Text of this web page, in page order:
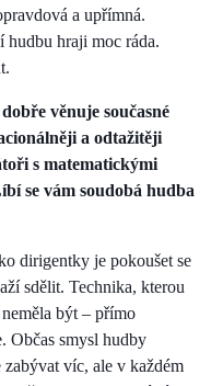
a upřímná.
hudbu hraji moc ráda.
věnuje současné
a odtažitěji
s matematickými
se vám soudobá hudba
dirigentky je pokoušet se
sdělit. Technika, kterou
být – přímo
Občas smysl hudby
víc, ale v každém